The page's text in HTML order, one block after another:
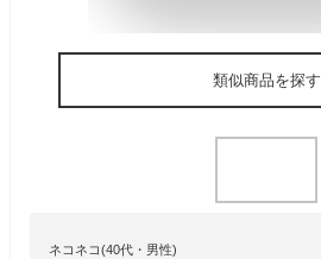
類似商品を探す
ネコネコ(40代・男性)